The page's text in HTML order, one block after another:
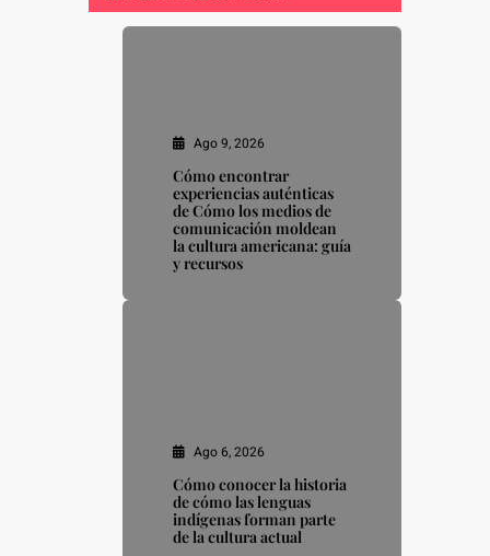
Ago 9, 2026
Cómo encontrar
experiencias auténticas
de Cómo los medios de
comunicación moldean
la cultura americana: guía
y recursos
Ago 6, 2026
Cómo conocer la historia
de cómo las lenguas
indígenas forman parte
de la cultura actual